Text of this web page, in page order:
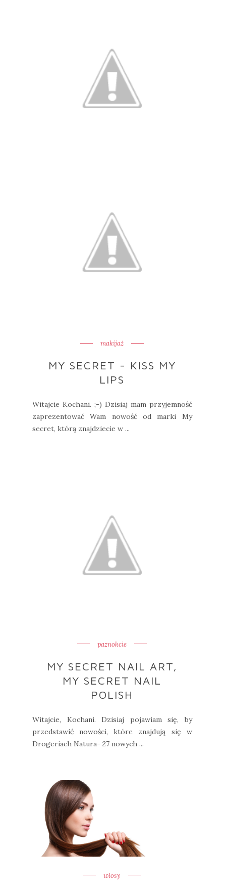
makijaż
MY SECRET - KISS MY
LIPS
Witajcie Kochani. ;-) Dzisiaj mam przyjemność
zaprezentować Wam nowość od marki My
secret, którą znajdziecie w ...
paznokcie
MY SECRET NAIL ART,
MY SECRET NAIL
POLISH
Witajcie, Kochani. Dzisiaj pojawiam się, by
przedstawić nowości, które znajdują się w
Drogeriach Natura- 27 nowych ...
włosy